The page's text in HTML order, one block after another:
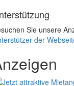
Sie unsere
der